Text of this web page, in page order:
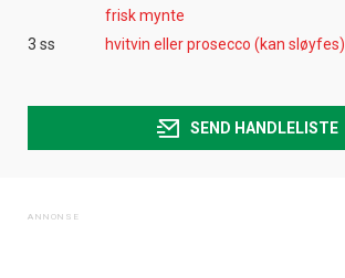
frisk mynte
3 ss
hvitvin eller prosecco (kan sløyfes)
SEND HANDLELISTE